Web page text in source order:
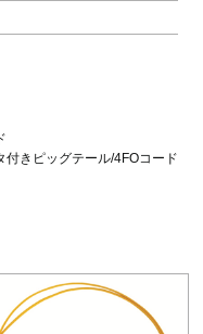
きピッグテール/4FOコード